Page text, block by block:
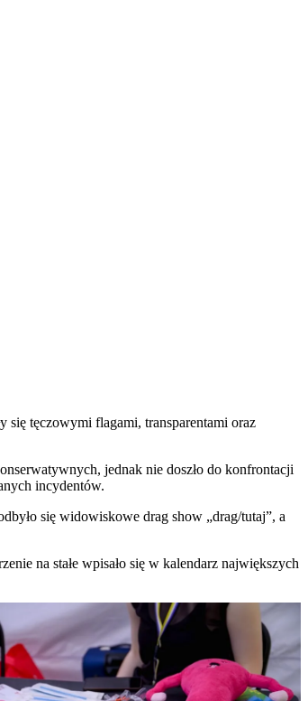
tęczowymi flagami, transparentami oraz
jednak nie doszło do konfrontacji
incydentów.
się widowiskowe drag show „drag/tutaj”, a
na stałe wpisało się w kalendarz największych